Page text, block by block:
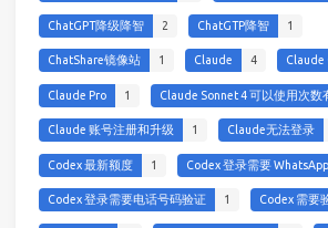
ChatGPT降级降智 2 ChatGTP降智 1
ChatShare镜像站 1 Claude 4 Claude
Claude Pro 1 Claude Sonnet 4 可以使用次数
Claude 账号注册和升级 1 Claude无法登录
Codex 最新额度 1 Codex 登录需要
Codex 登录需要电话号码验证 1 Codex 需要